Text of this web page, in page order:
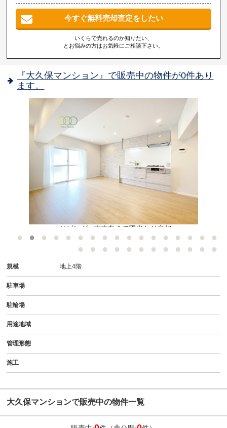
今すぐ無料売却査定をしたい
いくらで売れるのか知りたい、
とお悩みの方はお気軽にご相談下さい。
『大久保マンション』で販売中の物件が0件あり
ます。
●リビング● 南東向きで陽当たり良好
規模 地上4階
駐車場
駐輪場
用途地域
管理形態
施工
大久保マンションで販売中の物件一覧